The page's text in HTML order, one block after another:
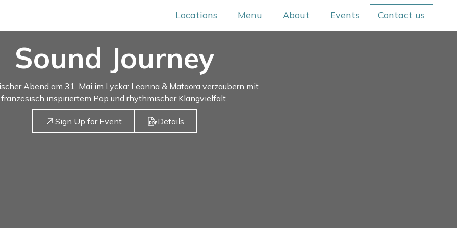
Locations Menu About Events Contact us
Sound Journey
Abend am 31. Mai im Lycka: Leanna & Mataora verzaubern mit
französisch inspiriertem Pop und rhythmischer Klangvielfalt.
Sign Up for Event Details